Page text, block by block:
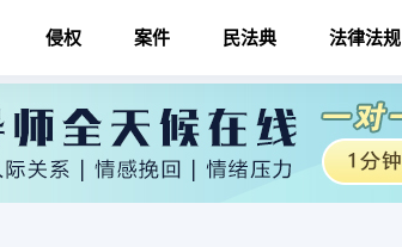
侵权 案件 民法典 法律法规